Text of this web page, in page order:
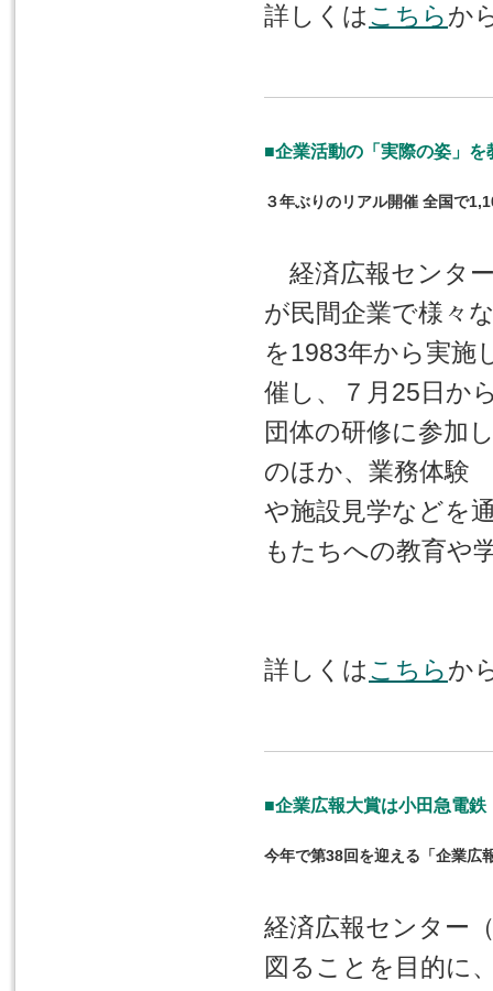
詳しくはこちらか
■企業活動の「実際の姿」を
３年ぶりのリアル開催 全国で
経済広報センタ
が民間企業で様々
を1983年から実施
催し、７月25日か
団体の研修に参加
のほか、業務体験
や施設見学などを
もたちへの教育や
詳しくはこちらか
■企業広報大賞は小田急電鉄
今年で第38回を迎える「企業広
経済広報センター
図ることを目的に